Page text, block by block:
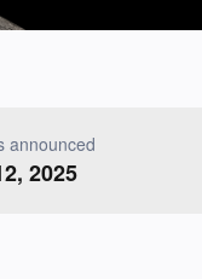
announced
2025